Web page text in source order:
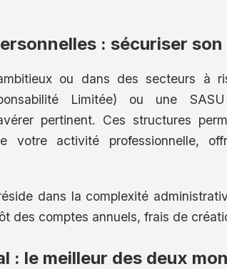
: sécuriser
ou dans des secteurs à
Limitée) ou une
pertinent. Ces structures
votre activité professionnelle,
dans la complexité
des comptes annuels, frais de
: le meilleur des deux